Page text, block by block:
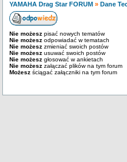
YAMAHA Drag Star FORUM » Dane
Nie możesz pisać nowych tematów
Nie możesz odpowiadać w tematach
Nie możesz zmieniać swoich postów
Nie możesz usuwać swoich postów
Nie możesz głosować w ankietach
Nie możesz załączać plików na tym forum
Możesz ściągać załączniki na tym forum